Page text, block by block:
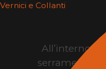
Vernici e Collanti
All’interno
serramenti,